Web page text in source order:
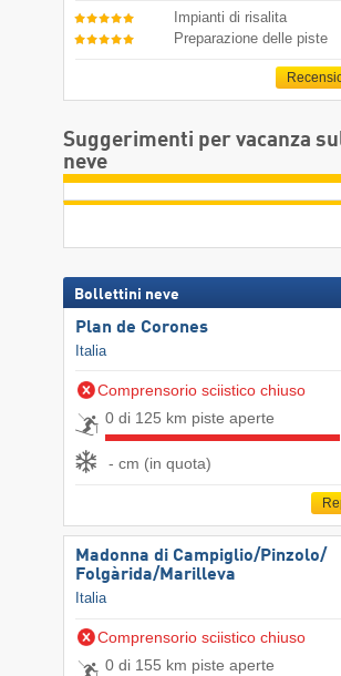
Impianti di risalita
Preparazione delle piste
Suggerimenti per vacanza
neve
Bollettini neve
Plan de Corones
Italia
Comprensorio sciistico chiuso
0 di 125 km piste aperte
- cm (in quota)
Madonna di Campiglio/​Pinzolo/​
Folgàrida/​Marilleva
Italia
Comprensorio sciistico chiuso
0 di 155 km piste aperte